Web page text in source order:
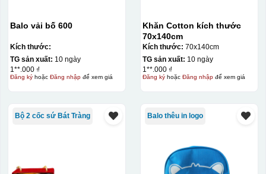
Balo vải bố 600
Kích thước:
TG sản xuất: 10 ngày
1**.000 ₫
Đăng kýhoặc Đăng nhậpđể xem giá
Khăn Cotton kích thước
70x140cm
Kích thước: 70x140cm
TG sản xuất: 10 ngày
1**.000 ₫
Đăng kýhoặc Đăng nhậpđể xem giá
Bộ 2 cốc sứ Bát Tràng Balo thêu in logo